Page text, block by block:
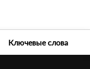
Ключевые слова